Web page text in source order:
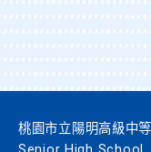
桃園市立陽明高級中